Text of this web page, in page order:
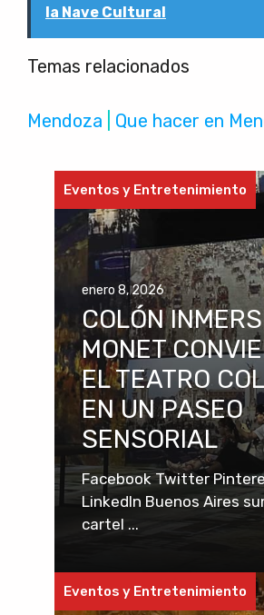
la Nave Cultural
Temas relacionados
Mendoza Que hacer en
Eventos y Entretenimiento
enero 8, 2026
COLÓN
MONET
EL TEATRO
EN UN PASEO
SENSORIAL
Facebook Twitter
LinkedIn Buenos Aires
cartel ...
Eventos y Entretenimiento